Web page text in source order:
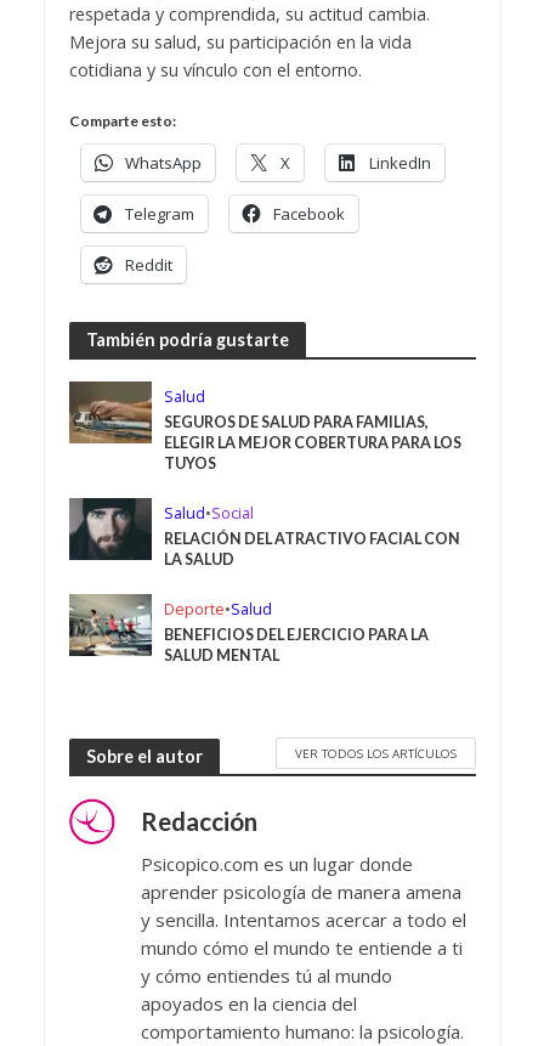
respetada y comprendida, su actitud cambia.
Mejora su salud, su participación en la vida
cotidiana y su vínculo con el entorno.
Comparte esto:
WhatsApp X LinkedIn
Telegram Facebook
Reddit
También podría gustarte
Salud
SEGUROS DE SALUD PARA FAMILIAS,
ELEGIR LA MEJOR COBERTURA PARA LOS
TUYOS
Salud•Social
RELACIÓN DEL ATRACTIVO FACIAL CON
LA SALUD
Deporte•Salud
BENEFICIOS DEL EJERCICIO PARA LA
SALUD MENTAL
Sobre el autor VER TODOS LOS ARTÍCULOS
Redacción
Psicopico.com es un lugar donde
aprender psicología de manera amena
y sencilla. Intentamos acercar a todo el
mundo cómo el mundo te entiende a ti
y cómo entiendes tú al mundo
apoyados en la ciencia del
comportamiento humano: la psicología.